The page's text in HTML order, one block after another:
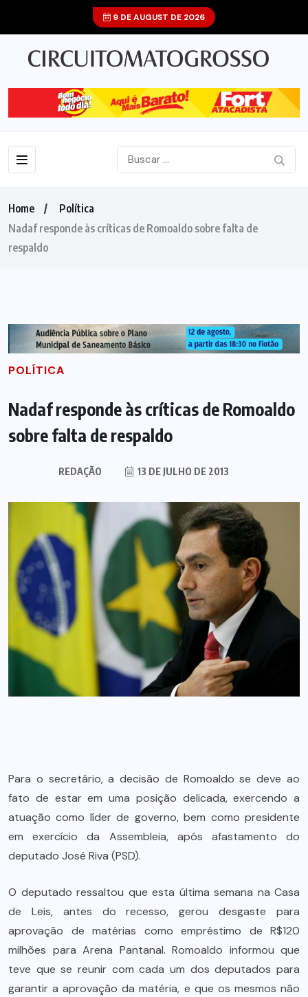
9 DE AUGUST DE 2026
Home
Política
Nadaf responde às críticas de Romoaldo sobre falta de
respaldo
POLÍTICA
Nadaf responde às críticas de Romoaldo
sobre falta de respaldo
REDAÇÃO 13 DE JULHO DE 2013
Para o secretário, a decisão de Romoaldo se deve ao
fato de estar em uma posição delicada, exercendo a
atuação como líder de governo, bem como presidente
em exercício da Assembleia, após afastamento do
deputado José Riva (PSD).
O deputado ressaltou que esta última semana na Casa
de Leis, antes do recesso, gerou desgaste para
aprovação de matérias como empréstimo de R$120
milhões para Arena Pantanal. Romoaldo informou que
teve que se reunir com cada um dos deputados para
garantir a aprovação da matéria, e que os mesmos não